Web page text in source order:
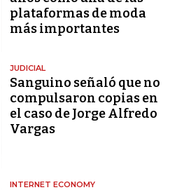
plataformas de moda
más importantes
JUDICIAL
Sanguino señaló que no
compulsaron copias en
el caso de Jorge Alfredo
Vargas
INTERNET ECONOMY